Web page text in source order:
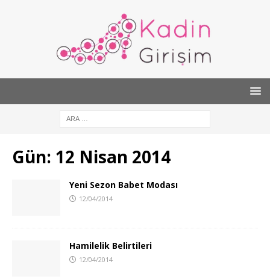
Gün: 12 Nisan 2014
Yeni Sezon Babet Modası
12/04/2014
Hamilelik Belirtileri
12/04/2014